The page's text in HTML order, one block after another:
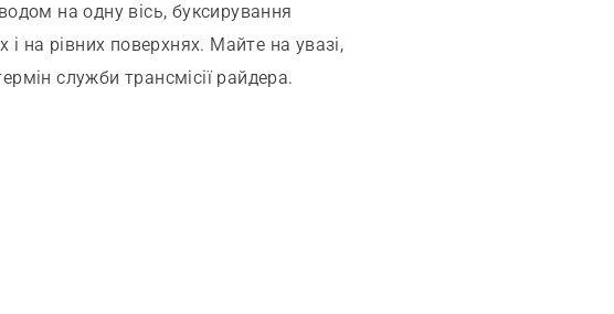
на одну вісь, буксирування
на рівних поверхнях. Майте на увазі,
служби трансмісії райдера.